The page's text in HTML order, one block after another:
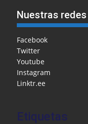
e
b
o
o
k
l
ar
e
Nuestras
Facebook
Twitter
Youtube
Instagram
Linktr.ee
Etiquetas